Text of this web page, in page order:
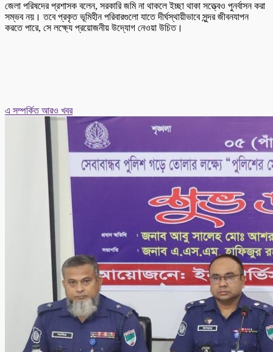
জেলা পরিষদের প্রশাসক বলেন, সরকারি জমি না থাকলে ইচ্ছা থাকা সত্ত্বেও পুনর্বাসন করা
সম্ভব নয়। তবে প্রকৃত ভূমিহীন পরিবারগুলো যাতে দীর্ঘস্থায়ীভাবে সুন্দর জীবনযাপন
করতে পারে, সে লক্ষ্যে প্রয়োজনীয় উদ্যোগ নেওয়া উচিত।
এ সম্পর্কিত আরও খবর